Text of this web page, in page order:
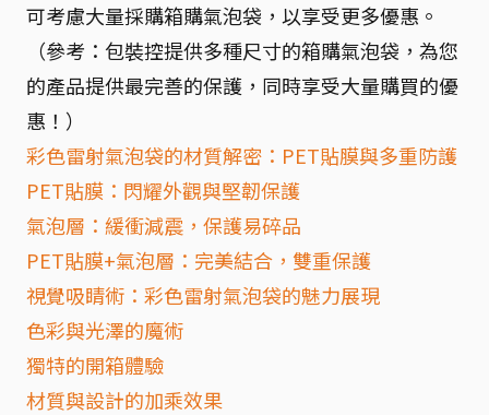
可考慮大量採購箱購氣泡袋，以享受更多優惠。
（參考：包裝控提供多種尺寸的箱購氣泡袋，為您
的產品提供最完善的保護，同時享受大量購買的優
惠！）
彩色雷射氣泡袋的材質解密：PET貼膜與多重防護
PET貼膜：閃耀外觀與堅韌保護
氣泡層：緩衝減震，保護易碎品
PET貼膜+氣泡層：完美結合，雙重保護
視覺吸睛術：彩色雷射氣泡袋的魅力展現
色彩與光澤的魔術
獨特的開箱體驗
材質與設計的加乘效果